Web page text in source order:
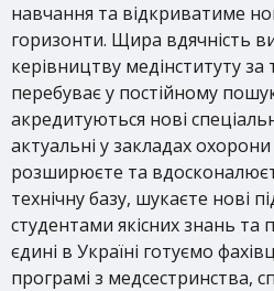
навчання та відкриватиме
горизонти. Щира вдячність
керівництву медінституту
перебуває у постійному
акредитуються нові
актуальні у закладах
розширюєте та
технічну базу, шукаєте нові
студентами якісних знань
єдині в Україні готуємо
програмі з медсестринства,